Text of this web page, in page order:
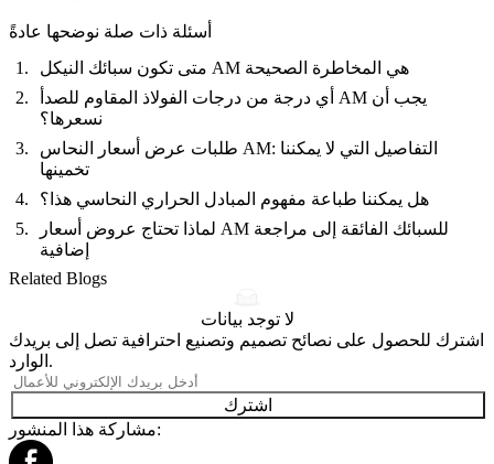
أسئلة ذات صلة نوضحها عادةً
متى تكون سبائك النيكل AM هي المخاطرة الصحيحة
أي درجة من درجات الفولاذ المقاوم للصدأ AM يجب أن
نسعرها؟
طلبات عرض أسعار النحاس AM: التفاصيل التي لا يمكننا
تخمينها
هل يمكننا طباعة مفهوم المبادل الحراري النحاسي هذا؟
لماذا تحتاج عروض أسعار AM للسبائك الفائقة إلى مراجعة
إضافية
Related Blogs
لا توجد بيانات
اشترك للحصول على نصائح تصميم وتصنيع احترافية تصل إلى بريدك
الوارد.
اشترك
مشاركة هذا المنشور: